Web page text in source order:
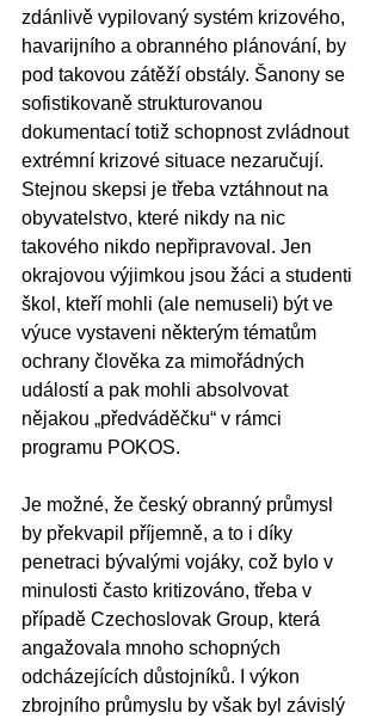
zdánlivě vypilovaný systém krizového,
havarijního a obranného plánování, by
pod takovou zátěží obstály. Šanony se
sofistikovaně strukturovanou
dokumentací totiž schopnost zvládnout
extrémní krizové situace nezaručují.
Stejnou skepsi je třeba vztáhnout na
obyvatelstvo, které nikdy na nic
takového nikdo nepřipravoval. Jen
okrajovou výjimkou jsou žáci a studenti
škol, kteří mohli (ale nemuseli) být ve
výuce vystaveni některým tématům
ochrany člověka za mimořádných
událostí a pak mohli absolvovat
nějakou „předváděčku“ v rámci
programu POKOS.
Je možné, že český obranný průmysl
by překvapil příjemně, a to i díky
penetraci bývalými vojáky, což bylo v
minulosti často kritizováno, třeba v
případě Czechoslovak Group, která
angažovala mnoho schopných
odcházejících důstojníků. I výkon
zbrojního průmyslu by však byl závislý